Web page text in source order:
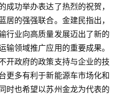
成功举办表达了热烈的祝贺，
的强强联合。金建民指出，
行业向高质量发展迈出了新的
领域推广应用的重要成果。
开政府的政策支持与企业的技
更多有利于新能源车市场化和
时也希望以苏州金龙为代表的